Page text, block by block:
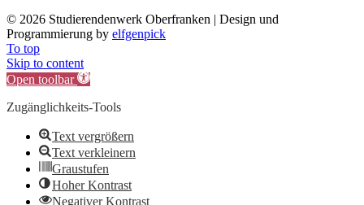
© 2026 Studierendenwerk Oberfranken | Design und
Programmierung by elfgenpick
To top
Skip to content
Open toolbar
Zugänglichkeits-Tools
Text vergrößern
Text verkleinern
Graustufen
Hoher Kontrast
Negativer Kontrast